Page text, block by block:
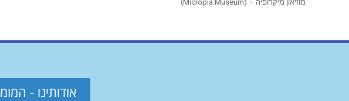
מוזיאון מיקרופיה – (Micropia Museum)
אודותינו -